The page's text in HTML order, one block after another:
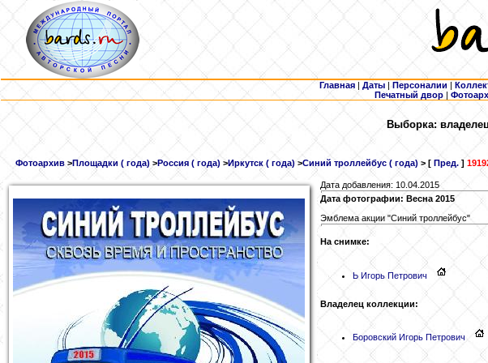
Главная | Даты | Персоналии |
Печатный двор |
Выборка:
Фотоархив >Площадки ( года) >Россия ( года) >Иркутск ( года) >Синий троллейбус ( года) > [ Пред. ]
Дата добавления: 10.04.2015
Дата фотографии: Весна 2015
Эмблема акции "Синий троллейбус"
На снимке:
ЬИгорь Петрович
Владелец коллекции:
Боровский Игорь Петрович